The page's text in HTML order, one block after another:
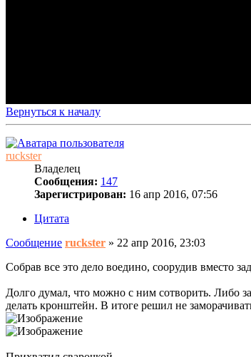
Вернуться к началу
ruckster
Владелец
Сообщения: 147
Зарегистрирован: 16 апр 2016, 07:56
Цитата
Сообщение ruckster » 22 апр 2016, 23:03
Собрав все это дело воедино, соорудив вместо
Долго думал, что можно с ним сотворить. Либо
делать кронштейн. В итоге решил не